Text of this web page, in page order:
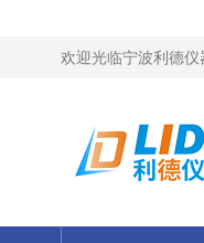
欢迎光临宁波利德仪